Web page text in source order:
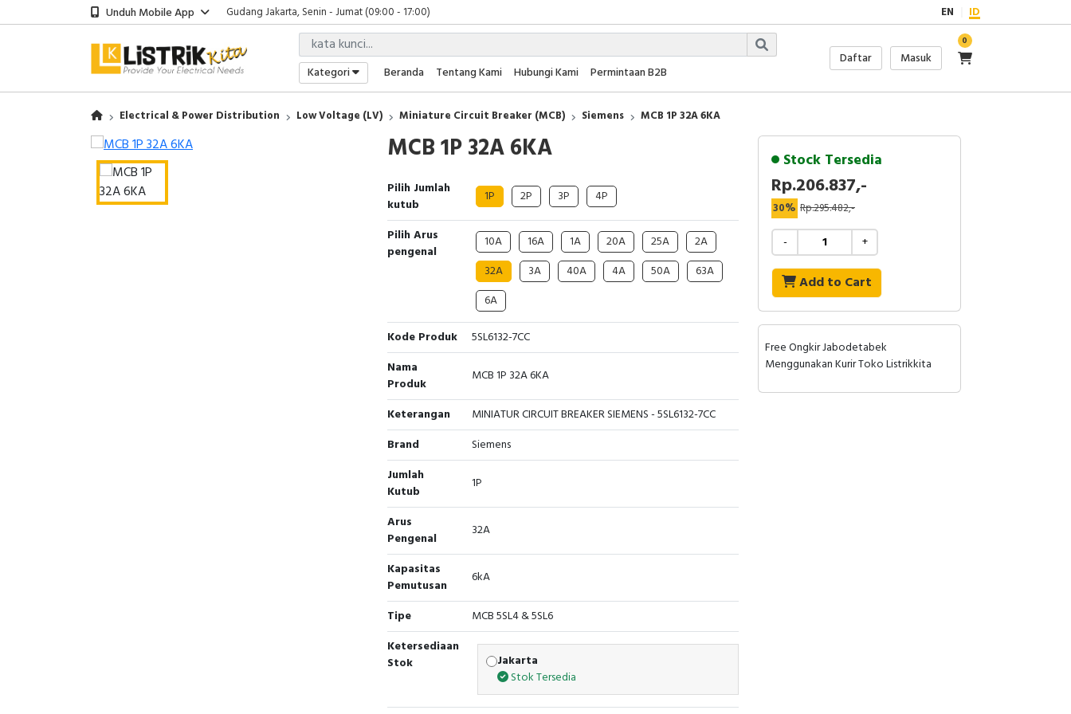
Unduh Mobile App
Gudang Jakarta, Senin - Jumat (09:00 - 17:00)
Showroom Bali, Senin - Jumat (09:00 - 17:00)
Kantor Jakarta, Senin - Jumat (08:00 - 17:00)
Gudang Jakarta, Senin - Jumat (09:00 - 17:00)
Showroom Bali, Senin - Jumat (09:00 - 17:00)
EN ID
Kategori Beranda Tentang Kami Hubungi Kami Permintaan B2B
Daftar Masuk
0
Electrical & Power Distribution Low Voltage (LV) Miniature Circuit Breaker (MCB) Siemens MCB 1P 32A 6KA
MCB 1P 32A 6KA
Pilih Jumlah
kutub
1P 2P 3P 4P
Pilih Arus
pengenal
10A 16A 1A 20A 25A
2A
32A
3A 40A 4A 50A
63A
6A
Kode Produk
5SL6132-7CC
Nama
Produk
MCB 1P 32A 6KA
Keterangan
MINIATUR CIRCUIT BREAKER SIEMENS - 5SL6132-7CC
Brand
Siemens
Jumlah
Kutub
1P
Arus
Pengenal
32A
Kapasitas
Pemutusan
6kA
Tipe
MCB 5SL4 & 5SL6
Ketersediaan
Stok
Jakarta
Stok Tersedia
Stock Tersedia
Rp.206.837,-
30% Rp.295.482,-
- +
Add to Cart
Free Ongkir Jabodetabek
Menggunakan Kurir Toko Listrikkita